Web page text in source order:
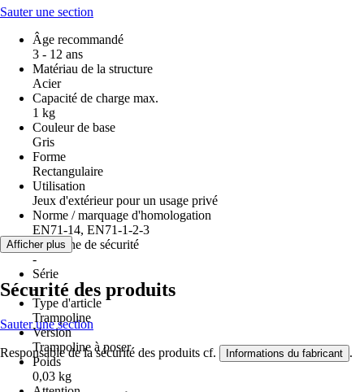
Sauter une section
Âge recommandé
3 - 12 ans
Matériau de la structure
Acier
Capacité de charge max.
1 kg
Couleur de base
Gris
Forme
Rectangulaire
Utilisation
Jeux d'extérieur pour un usage privé
Norme / marquage d'homologation
EN71-14, EN71-1-2-3
Consigne de sécurité
-
Série
-
Type d'article
Trampoline
Version
Trampoline à poser
Poids
0,03 kg
Afficher plus
Sécurité des produits
Sauter une section
Responsable de la sécurité des produits cf. Informations du fabricant .